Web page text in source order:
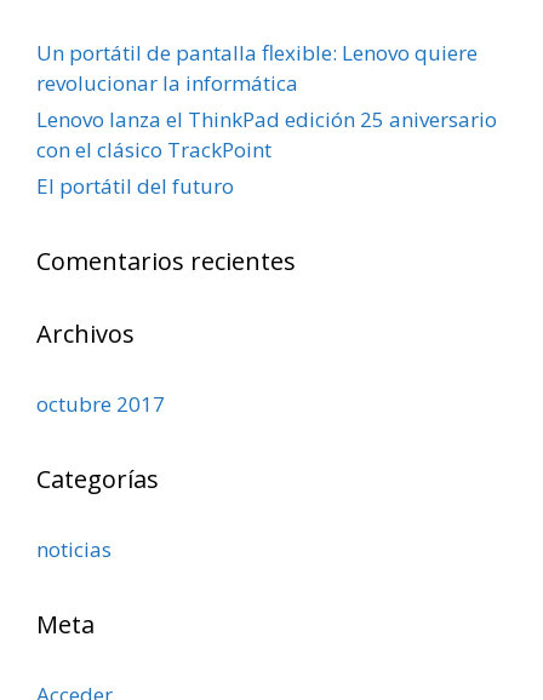
Un portátil de pantalla flexible: Lenovo quiere
revolucionar la informática
Lenovo lanza el ThinkPad edición 25 aniversario
con el clásico TrackPoint
El portátil del futuro
Comentarios recientes
Archivos
octubre 2017
Categorías
noticias
Meta
Acceder